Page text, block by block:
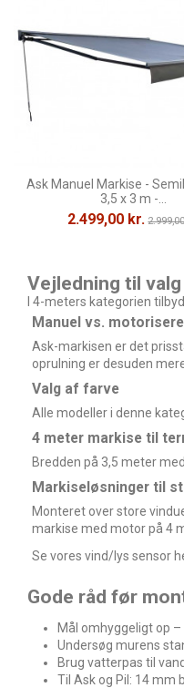
Ask Manuel Markise -
3,5 x 3 m -...
2.499,00 kr.
Vejledning til
I 4-meters kategorien
Manuel vs.
Ask-markisen er det
oprulning er desuden
Valg af farve
Alle modeller i denne
4 meter markise til
Bredden på 3,5 meter
Markiseløsninger til
Monteret over store
markise med motor på 4
Se vores vind/lys sensor
Gode råd før
Mål omhyggeligt op
Undersøg murens
Brug vatterpas til
Til Ask og Pil: 14 mm